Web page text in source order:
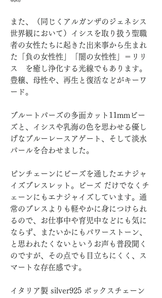
また、（同じくアルガンザのジェネシス
世界観において）イシスを取り扱う聖職
者の女性たちに起きた出来事から生まれ
た「負の女性性」「闇の女性性」＝リリ
ス を癒し浄化する光線でもあります。
豊穣、母性や、再生と復活などがキーワ
ード。
ブルートパーズの多面カット11mmビー
ズと、イシスや乳海の色を思わせる優し
げなブルーレースアゲート、そして淡水
パールを合わせました。
ピンチェーンにビーズを通したエナジャ
イズブレスレット。ビーズ だけでなくチ
ェーンにもエナジャイズしています。通
常のブレスよりも軽やかに身につけられ
るので、お仕事中や育児中などにも気に
ならず、またいかにもパワーストーン、
と思われたくないというお声も普段聞く
のですが、その点でも目立ちにくく、ス
マートな存在感です。
イタリア製 silver925 ボックスチェーン